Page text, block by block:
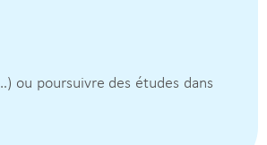
ou poursuivre des études dans